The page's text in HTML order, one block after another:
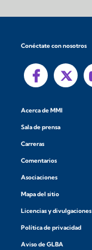
Conéctate con nosotros
Acerca de MMI
Sala de prensa
Carreras
Comentarios
Asociaciones
Mapa del sitio
Licencias y divulgaciones
Política de privacidad
Aviso de GLBA